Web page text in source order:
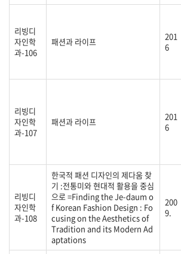
리빙디
자인학
과-106
패션과 라이프
201
6
리빙디
자인학
과-107
패션과 라이프
201
6
리빙디
자인학
과-108
한국적 패션 디자인의 제다움 찾
기 :전통미와 현대적 활용을 중심
으로 =Finding the Je-daum o
f Korean Fashion Design : Fo
cusing on the Aesthetics of
Tradition and its Modern Ad
aptations
200
9.